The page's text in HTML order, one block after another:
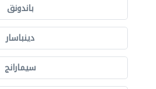
باندونق
دينباسار
سيمارانج